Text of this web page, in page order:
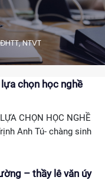
NTVT
chọn học nghề
CHỌN HỌC NGHỀ
Anh Tú- chàng sinh
nghệ ô tô, từ việc chọn
nghề để lập nghiệp.
– thầy lê văn úy